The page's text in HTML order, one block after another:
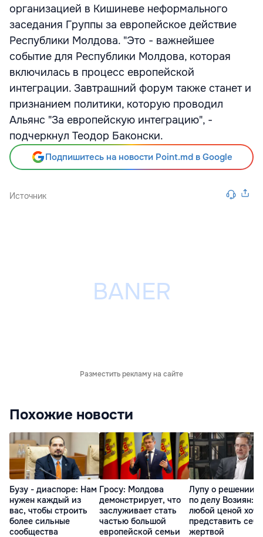
организацией в Кишиневе неформального
заседания Группы за европейское действие
Республики Молдова. "Это - важнейшее
событие для Республики Молдова, которая
включилась в процесс европейской
интеграции. Завтрашний форум также станет и
признанием политики, которую проводил
Альянс "За европейскую интеграцию", -
подчеркнул Теодор Баконски.
Подпишитесь на новости Point.md в Google
Источник
Разместить рекламу на сайте
Похожие новости
Бузу - диаспоре: Нам
нужен каждый из
вас, чтобы строить
более сильные
сообщества
Гросу: Молдова
демонстрирует, что
заслуживает стать
частью большой
европейской семьи
Лупу о решении
по делу Возиян:
любой ценой
представить себя
жертвой